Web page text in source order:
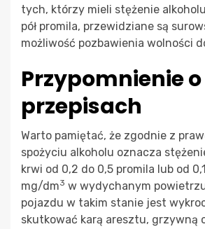
tych, którzy mieli stężenie
pół promila, przewidziane są
możliwość pozbawienia wolności
Przypomnienie o
przepisach
Warto pamiętać, że zgodnie z
spożyciu alkoholu oznacza
krwi od 0,2 do 0,5 promila lub od
mg/dm3 w wydychanym
pojazdu w takim stanie jest
skutkować karą aresztu, grzywną